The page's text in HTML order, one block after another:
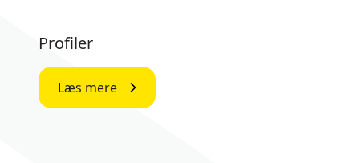
Profiler
Læs mere